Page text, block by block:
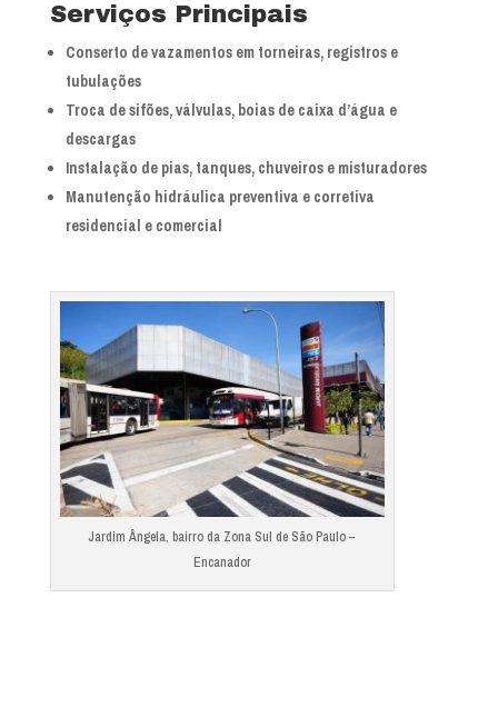
Serviços Principais
Conserto de vazamentos em torneiras, registros e
tubulações
Troca de sifões, válvulas, boias de caixa d’água e
descargas
Instalação de pias, tanques, chuveiros e misturadores
Manutenção hidráulica preventiva e corretiva
residencial e comercial
Jardim Ângela, bairro da Zona Sul de São Paulo –
Encanador